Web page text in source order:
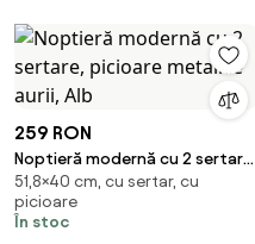
259 RON
Noptieră modernă cu 2 sertare,
picioare metalice aurii, Alb
51,8×40 cm, cu sertar, cu
picioare
În stoc